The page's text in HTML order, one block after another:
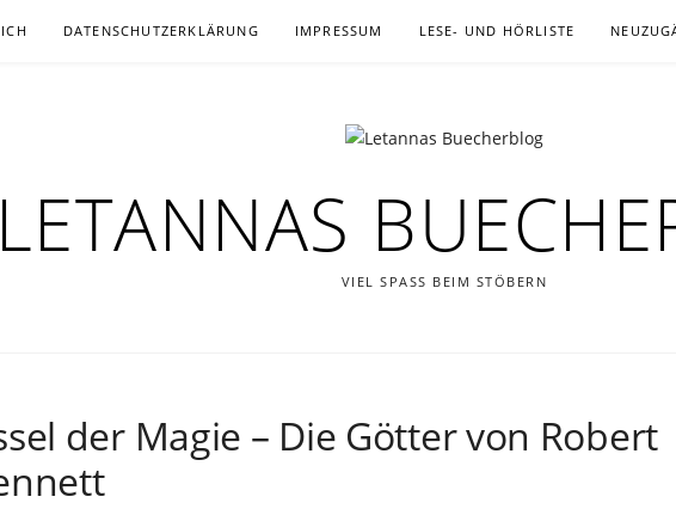
DATENSCHUTZERKLÄRUNG IMPRESSUM LESE- UND HÖRLISTE
LETANNAS
VIEL SPASS BEIM STÖBERN
der Magie – Die Götter von Robert